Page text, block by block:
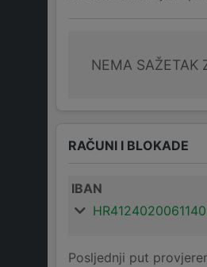
NEMA SAŽETAK
RAČUNI I BLOKADE
IBAN
Posljednji put